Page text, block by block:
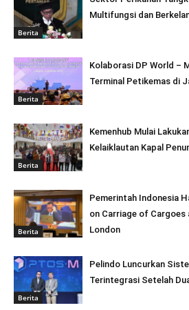
Berita
Multifungsi dan
Berita
Kolaborasi DP World –
Terminal Petikemas di
Berita
Kemenhub Mulai
Kelaiklautan Kapal
Berita
Pemerintah Indonesia
on Carriage of Cargoes
London
Berita
Pelindo Luncurkan
Terintegrasi Setelah